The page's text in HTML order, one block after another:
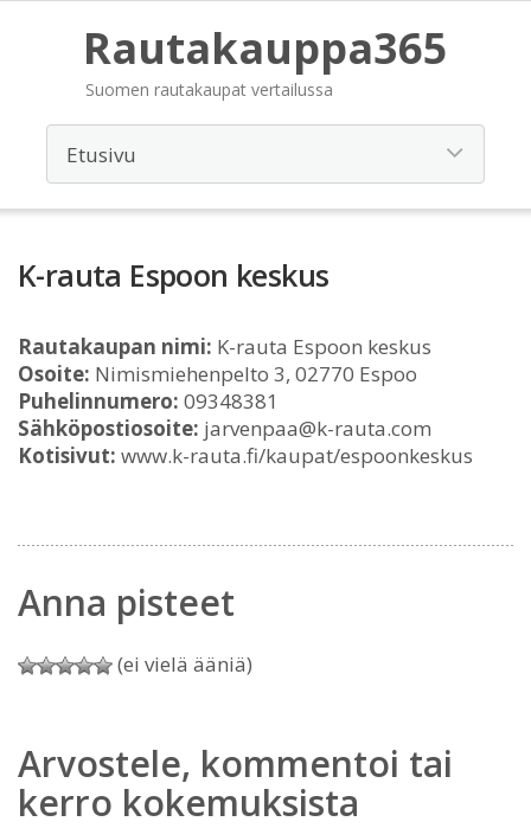
Rautakauppa365
Suomen rautakaupat vertailussa
K-rauta Espoon keskus
Rautakaupan nimi: K-rauta Espoon keskus
Osoite: Nimismiehenpelto 3, 02770 Espoo
Puhelinnumero: 09348381
Sähköpostiosoite: jarvenpaa@k-rauta.com
Kotisivut: www.k-rauta.fi/kaupat/espoonkeskus
Anna pisteet
(ei vielä ääniä)
Arvostele, kommentoi tai
kerro kokemuksista